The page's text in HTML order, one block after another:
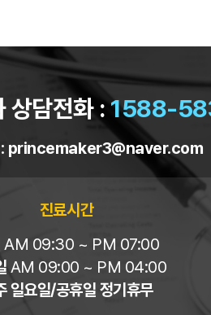
상담전화 :1588-
princemaker3@naver.com
진료시간
AM 09:30 ~ PM 07:00
AM 09:00 ~ PM 04:00
일요일/공휴일 정기휴무